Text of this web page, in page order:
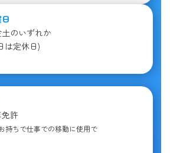
のいずれか
は定休日)
許
持ちで仕事での移動に使用で